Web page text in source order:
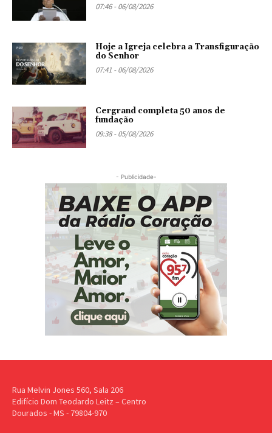
07:46 - 06/08/2026
Hoje a Igreja celebra a Transfiguração
do Senhor
07:41 - 06/08/2026
Cergrand completa 50 anos de
fundação
09:38 - 05/08/2026
- Publicidade-
Rua Melvin Jones 560, Sala 206
Edifício Dom Teodardo Leitz – Centro
Dourados - MS - 79804-970